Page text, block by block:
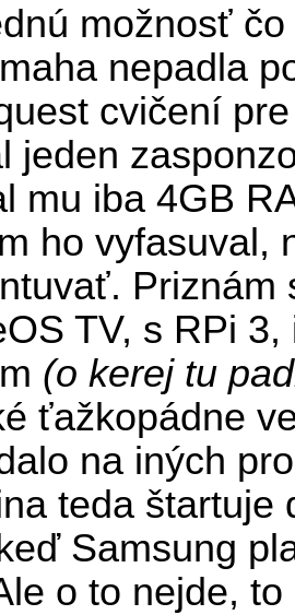
možnosť
nepadla
cvičení
jeden
mu iba 4GB
ho vyfasuval,
Priznám
TV, s RPi
(o kerej tu
ťažkopádne
na iných
teda štartuje
Samsung
o to nejde,